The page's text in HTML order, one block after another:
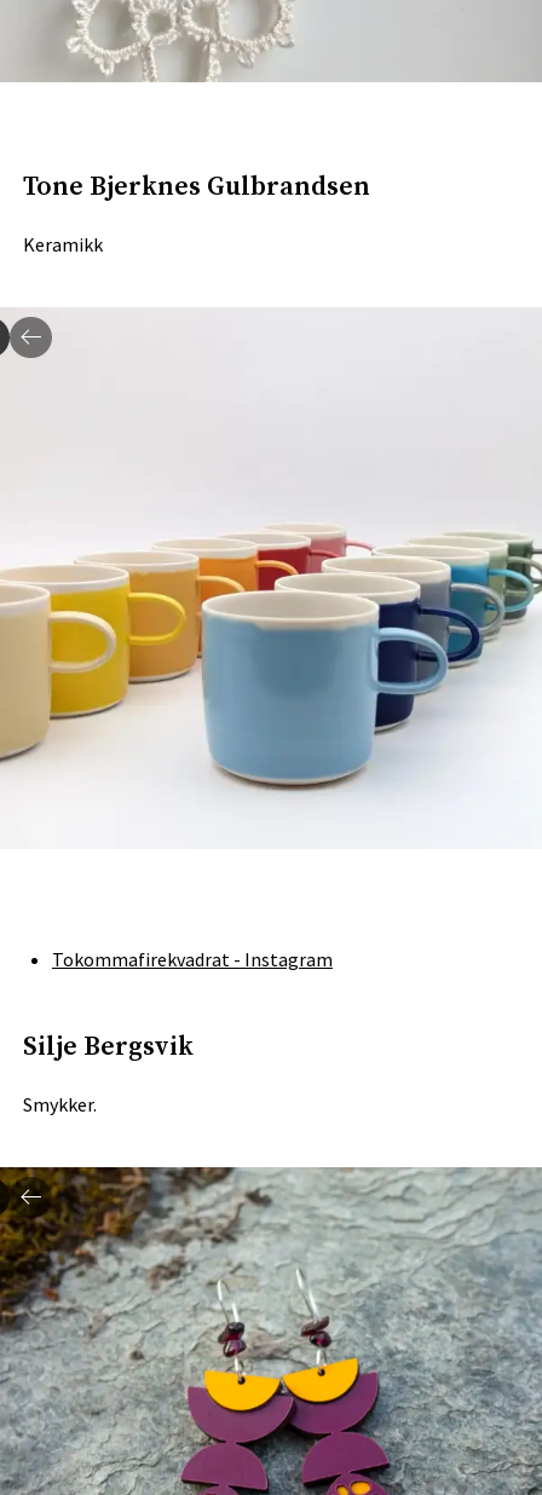
Tone Bjerknes Gulbrandsen
Keramikk
Tokommafirekvadrat - Instagram
Silje Bergsvik
Smykker.